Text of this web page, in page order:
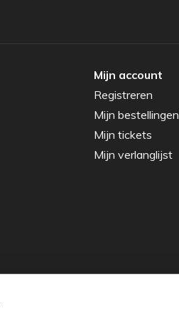
Mijn account
Registreren
Mijn bestellingen
Mijn tickets
Mijn verlanglijst